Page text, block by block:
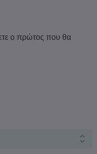
ο πρώτος που θα